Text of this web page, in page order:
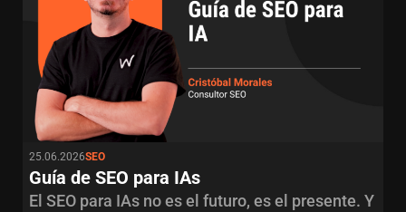
Email Marketing
Copy
Analítica Digital
Automatizaciones
Inteligencia Artificial
25.06.2026SEO
Guía de SEO para IAs
El SEO para IAs no es el futuro, es el presente. Y